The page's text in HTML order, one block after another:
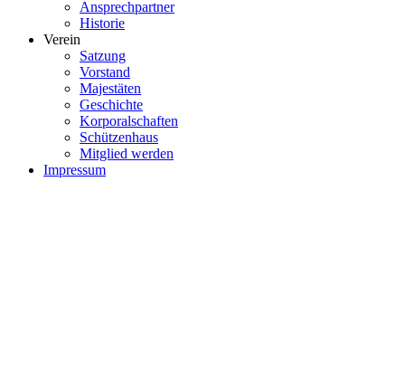
Ansprechpartner
Historie
Verein
Satzung
Vorstand
Majestäten
Geschichte
Korporalschaften
Schützenhaus
Mitglied werden
Impressum